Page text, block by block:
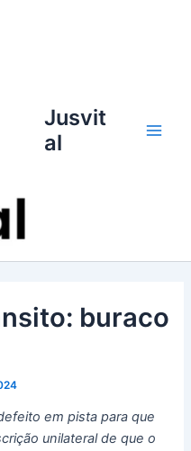
Jusvit
al
buraco
em pista para que
unilateral de que o